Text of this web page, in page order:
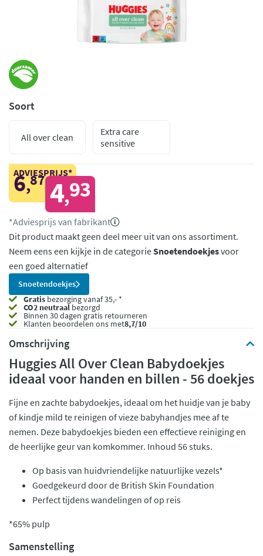
Soort
All over clean
Extra care
sensitive
ADVIESPRIJS*
6,87 4,93
*Adviesprijs van fabrikant
Dit product maakt geen deel meer uit van ons assortiment.
Neem eens een kijkje in de categorieSnoetendoekjesvoor
een goed alternatief
Snoetendoekjes
Gratis bezorging vanaf 35,- *
CO2 neutraalbezorgd
Binnen 30 dagen gratis retourneren
Klanten beoordelen ons met8,7/10
Omschrijving
Huggies All Over Clean Babydoekjes
ideaal voor handen en billen - 56 doekjes
Fijne en zachte babydoekjes, ideaal om het huidje van je baby
of kindje mild te reinigen of vieze babyhandjes mee af te
nemen. Deze babydoekjes bieden een effectieve reiniging en
de heerlijke geur van komkommer. Inhoud 56 stuks.
Op basis van huidvriendelijke natuurlijke vezels*
Goedgekeurd door de British Skin Foundation
Perfect tijdens wandelingen of op reis
*65% pulp
Samenstelling